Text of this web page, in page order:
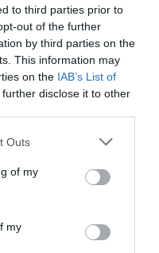
to third parties prior to
out of the further
by third parties on the
This information may
on the IAB’s List of
disclose it to other
Outs
of my
my
?taken-